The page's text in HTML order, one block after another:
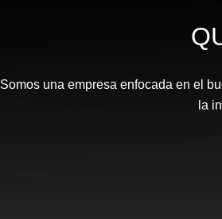
Somos una empresa enfocada en el
la